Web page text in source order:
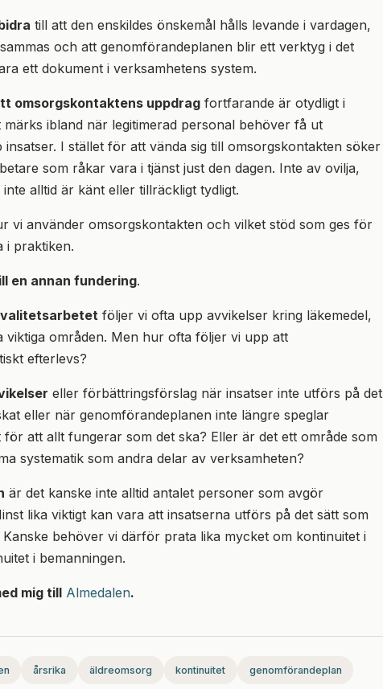
till att den enskildes önskemål hålls levande i vardagen,
och att genomförandeplanen blir ett verktyg i det
ett dokument i verksamhetens system.
omsorgskontaktens uppdrag fortfarande är otydligt i
märks ibland när legitimerad personal behöver få ut
I stället för att vända sig till omsorgskontakten söker
som råkar vara i tjänst just den dagen. Inte av ovilja,
alltid är känt eller tillräckligt tydligt.
vi använder omsorgskontakten och vilket stöd som ges för
i praktiken.
en annan fundering.
följer vi ofta upp avvikelser kring läkemedel,
viktiga områden. Men hur ofta följer vi upp att
efterlevs?
eller förbättringsförslag när insatser inte utförs på det
eller när genomförandeplanen inte längre speglar
att allt fungerar som det ska? Eller är det ett område som
systematik som andra delar av verksamheten?
är det kanske inte alltid antalet personer som avgör
lika viktigt kan vara att insatserna utförs på det sätt som
behöver vi därför prata lika mycket om kontinuitet i
i bemanningen.
mig till Almedalen.
årsrika äldreomsorg kontinuitet genomförandeplan